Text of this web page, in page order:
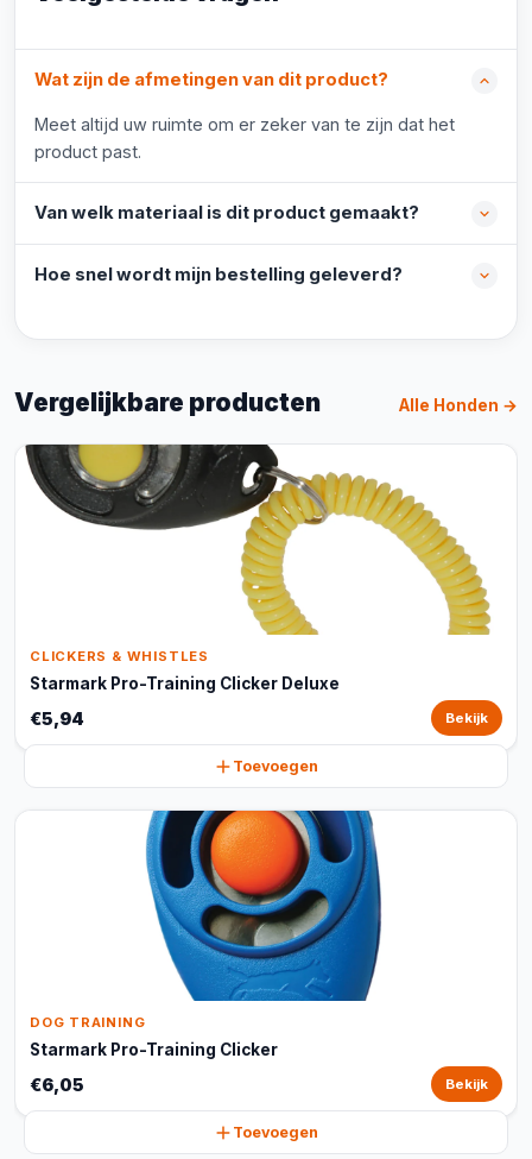
Wat zijn de afmetingen van dit product?
Meet altijd uw ruimte om er zeker van te zijn dat het
product past.
Van welk materiaal is dit product gemaakt?
Hoe snel wordt mijn bestelling geleverd?
Vergelijkbare producten Alle Honden →
CLICKERS & WHISTLES
Starmark Pro-Training Clicker Deluxe
€5,94 Bekijk
Toevoegen
DOG TRAINING
Starmark Pro-Training Clicker
€6,05 Bekijk
Toevoegen